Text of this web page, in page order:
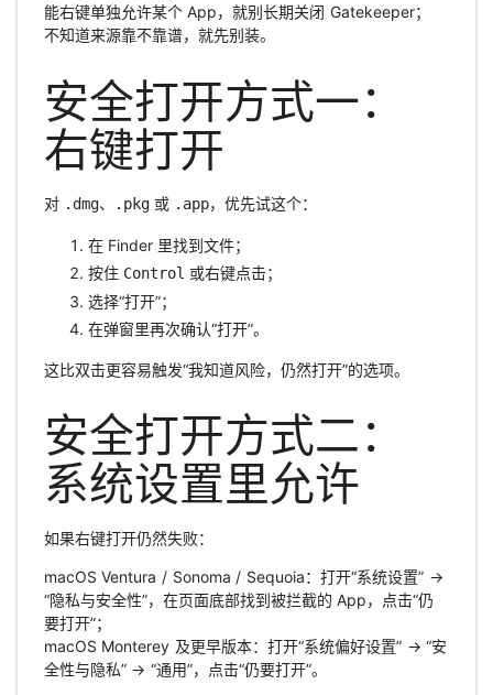
能右键单独允许某个 App，就别长期关闭 Gatekeeper；
不知道来源靠不靠谱，就先别装。
安全打开方式一：
右键打开
对 .dmg、 .pkg或 .app，优先试这个：
在 Finder 里找到文件；
按住 Control 或右键点击；
选择“打开”；
在弹窗里再次确认“打开”。
这比双击更容易触发“我知道风险，仍然打开”的选项。
安全打开方式二：
系统设置里允许
如果右键打开仍然失败：
macOS Ventura / Sonoma / Sequoia：打开“系统设置” →
“隐私与安全性”，在页面底部找到被拦截的 App，点击“仍
要打开”；
macOS Monterey 及更早版本：打开“系统偏好设置” → “安
全性与隐私” → “通用”，点击“仍要打开”。